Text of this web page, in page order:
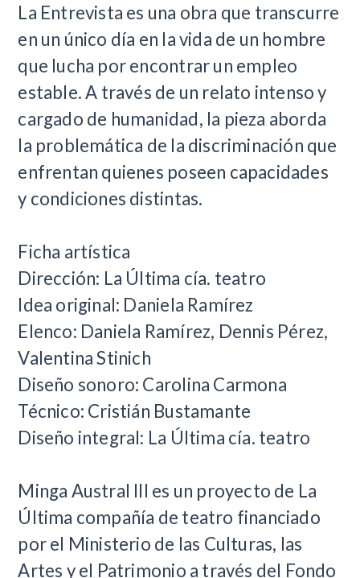
La Entrevista es una obra que transcurre
en un único día en la vida de un hombre
que lucha por encontrar un empleo
estable. A través de un relato intenso y
cargado de humanidad, la pieza aborda
la problemática de la discriminación que
enfrentan quienes poseen capacidades
y condiciones distintas.
Ficha artística
Dirección: La Última cía. teatro
Idea original: Daniela Ramírez
Elenco: Daniela Ramírez, Dennis Pérez,
Valentina Stinich
Diseño sonoro: Carolina Carmona
Técnico: Cristián Bustamante
Diseño integral: La Última cía. teatro
Minga Austral III es un proyecto de La
Última compañía de teatro financiado
por el Ministerio de las Culturas, las
Artes y el Patrimonio a través del Fondo